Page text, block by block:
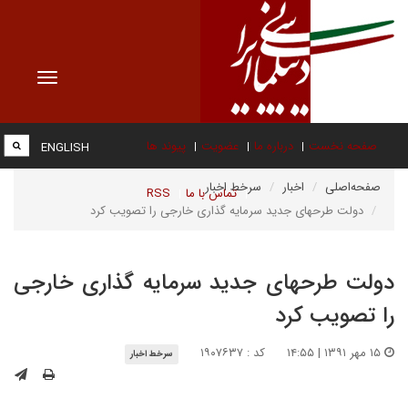
Toggle
صفحه نخست درباره ما عضویت پیوند ها
تماس با ما RSS
ENGLISH
صفحه‌اصلی اخبار
سرخط اخبار
دولت طرحهای جدید سرمایه گذاری خارجی را تصویب کرد
دولت طرحهای جدید سرمایه گذاری خارجی
را تصویب کرد
کد : ۱۹۰۷۶۳۷ سرخط اخبار